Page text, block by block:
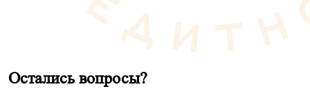
Остались вопросы?